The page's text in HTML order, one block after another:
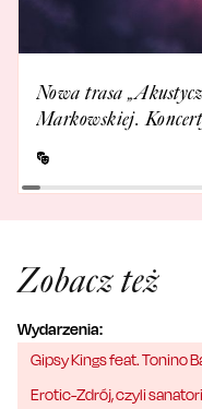
Nowa trasa
Markowskiej.
Zobacz też
Wydarzenia:
Gipsy Kings feat. Tonino
Erotic-Zdrój, czyli